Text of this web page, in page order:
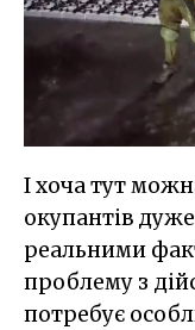
І хоча тут
окупантів
реальними
проблему з
потребує